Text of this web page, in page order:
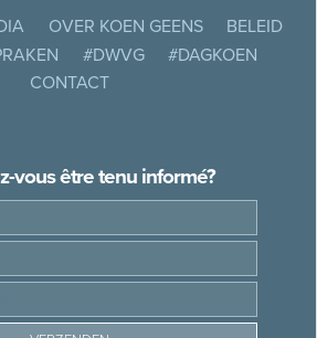
OVER KOEN GEENS
BELEID
#DWVG
#DAGKOEN
CONTACT
vous être tenu informé?